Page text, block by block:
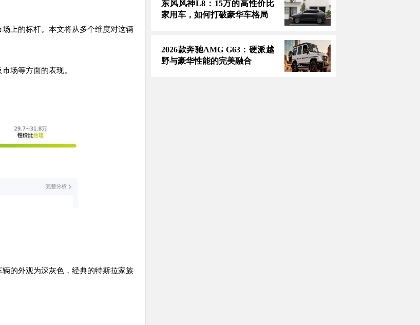
上的标杆。本文将从多个维度对这辆
场等方面的表现。
的外观为深灰色，经典的特斯拉家族
东风风神L8：15万的高性价比
家用车，如何打破豪华车格局
2026款奔驰AMG G63：硬派越
野与豪华性能的完美融合